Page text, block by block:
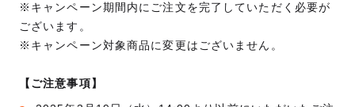
※キャンペーン期間内にご注文を完了していただく必要が
ございます。
※キャンペーン対象商品に変更はございません。
【ご注意事項】